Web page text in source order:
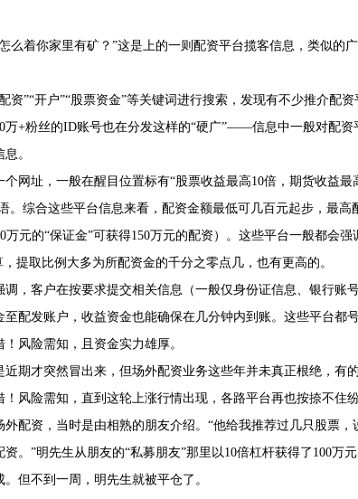
么着你家里有矿？”这是上的一则配资平台揽客信息，类似的
资”“开户”“股票资金”等关键词进行搜索，发现有不少推介配
万+粉丝的ID账号也在分发这样的“硬广”——信息中一般对配资
。
网址，一般在醒目位置标有“股票收益最高10倍，期货收益最
。综合这些平台信息来看，配资金额最低可几百元起步，最高
万元的“保证金”可获得150万元的配资）。这些平台一般都会
提取比例大多为所配资金的千分之零点几，也有更高的。
，客户在按要求提交相关信息（一般仅身份证信息、银行账
配发账户，收益资金也能确保在几分钟内到账。这些平台都
风险需知，且资金实力雄厚。
期才突然冒出来，但场外配资业务这些年并未真正根绝，有
风险需知，直到这轮上涨行情出现，各路平台再也按捺不住纷
配资，当时是由相熟的朋友介绍。“他给我推荐过几只股票，
。”明先生从朋友的“私募朋友”那里以10倍杠杆获得了100万
但不到一周，明先生就被平仓了。